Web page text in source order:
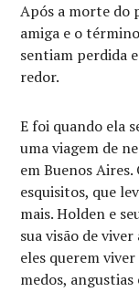
Após a morte do
amiga e o
sentiam perdida
redor.
E foi quando ela
uma viagem de
em Buenos
esquisitos, que
mais. Holden e
sua visão de
eles querem
medos,